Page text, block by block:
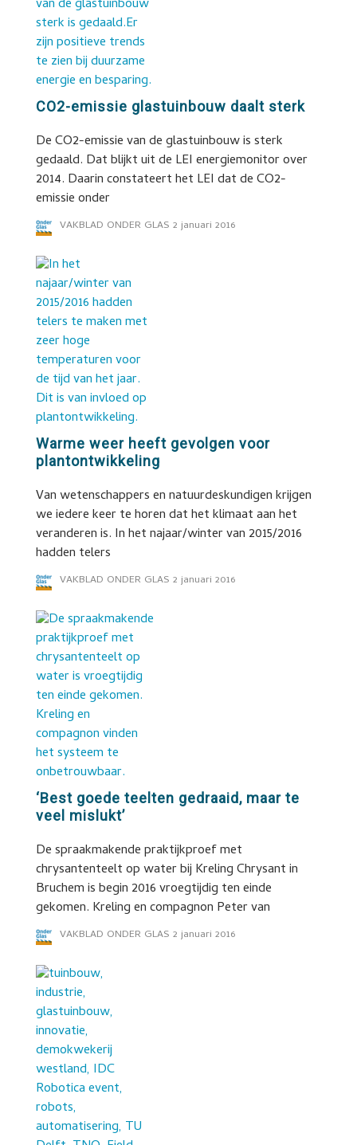
CO2-emissie glastuinbouw daalt sterk
De CO2-emissie van de glastuinbouw is sterk
gedaald. Dat blijkt uit de LEI energiemonitor over
2014. Daarin constateert het LEI dat de CO2-
emissie onder
VAKBLAD ONDER GLAS 2 januari 2016
Warme weer heeft gevolgen voor
plantontwikkeling
Van wetenschappers en natuurdeskundigen krijgen
we iedere keer te horen dat het klimaat aan het
veranderen is. In het najaar/winter van 2015/2016
hadden telers
VAKBLAD ONDER GLAS 2 januari 2016
‘Best goede teelten gedraaid, maar te
veel mislukt’
De spraakmakende praktijkproef met
chrysantenteelt op water bij Kreling Chrysant in
Bruchem is begin 2016 vroegtijdig ten einde
gekomen. Kreling en compagnon Peter van
VAKBLAD ONDER GLAS 2 januari 2016